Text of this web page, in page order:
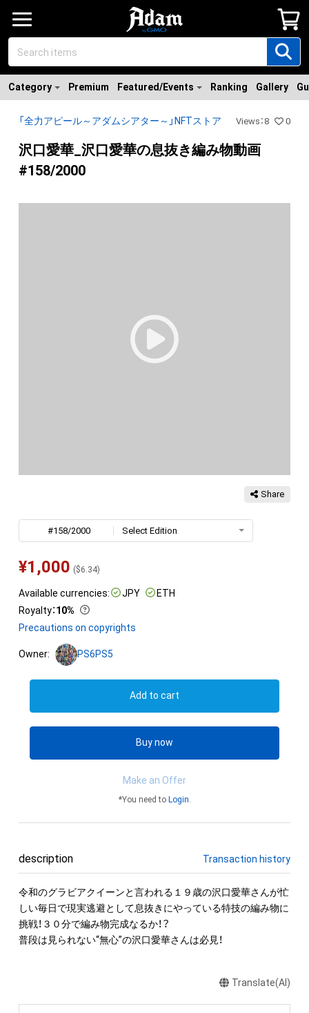
Category Premium Featured/Events Ranking Gallery
「全力アピール～アダムシアター～」NFTストア Views ： 8 0
沢口愛華_沢口愛華の息抜き編み物動画
#158/2000
Share
#158/2000 Select Edition
¥1,000 ($6.34)
Available currencies: JPY
ETH
Royalty：10%
Precautions on copyrights
Owner: PS6PS5
Add to cart
Buy now
Make an Offer
*You need to Login.
description Transaction history
令和のグラビアクイーンと言われる１９歳の沢口愛華さんが忙
しい毎日で現実逃避として息抜きにやっている特技の編み物に
挑戦！３０分で編み物完成なるか！？
普段は見られない“無心”の沢口愛華さんは必見！
Translate(AI)